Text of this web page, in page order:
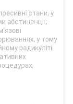
стани, у
абстиненції;
у тому
радикуліті.